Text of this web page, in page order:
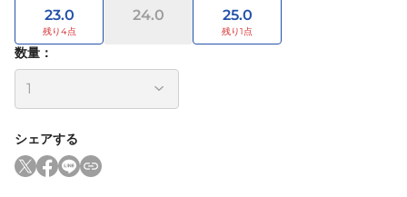
23.0 24.0 25.0
数量：
シェアする